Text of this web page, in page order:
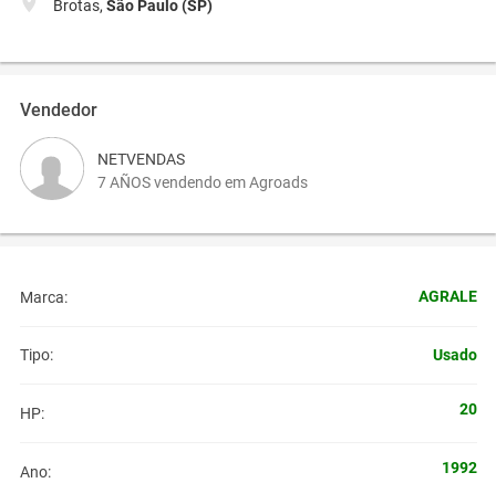
Brotas, São Paulo (SP)
Vendedor
NETVENDAS
7 AÑOS vendendo em Agroads
Marca: AGRALE
Tipo: Usado
HP: 20
Ano: 1992